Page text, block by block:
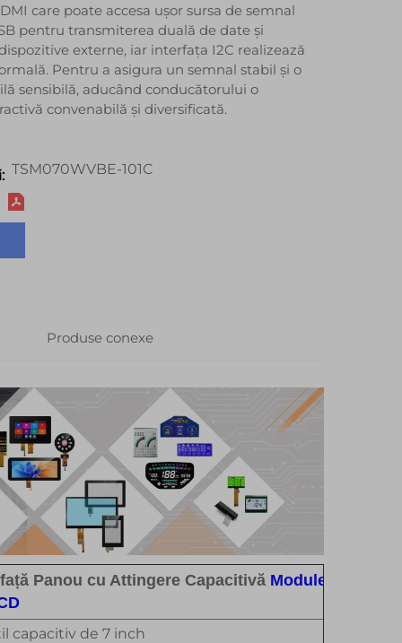
care poate accesa ușor sursa de semnal
pentru transmiterea duală de date și
externe, iar interfața I2C realizează
Pentru a asigura un semnal stabil și o
sensibilă, aducând conducătorului o
convenabilă și diversificată.
TSM070WVBE-101C
Produse conexe
Panou cu Attingere Capacitivă Module
capacitiv de 7 inch